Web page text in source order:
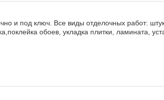
и под ключ. Все виды отделочных работ:
обоев, укладка плитки, ламината,